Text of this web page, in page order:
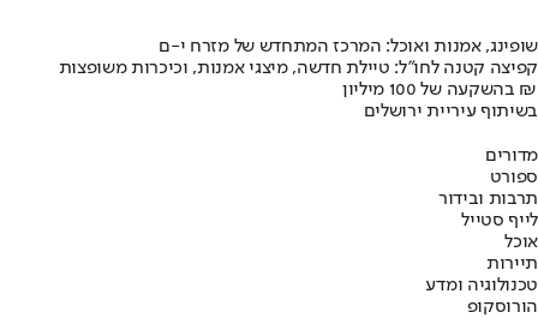
שופינג, אמנות ואוכל: המרכז המתחדש של מזרח י-ם
קפיצה קטנה לחו"ל: טיילת חדשה, מיצגי אמנות, וכיכרות משופצות
בהשקעה של 100 מיליון ₪
בשיתוף עיריית ירושלים
מדורים
ספורט
תרבות ובידור
לייף סטייל
אוכל
תיירות
טכנולוגיה ומדע
הורוסקופ